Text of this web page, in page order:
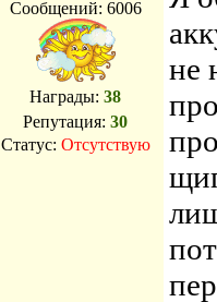
Сообщений: 6006
Награды: 38
Репутация: 30
Статус: Отсутствую
не